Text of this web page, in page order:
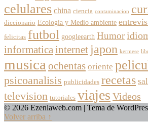
celulares china ciencia contaminacion
diccionario Ecologia y Medio ambiente
felicitas futbol googleearth Humor
informaticainternet japon kermese
musica ochentas oriente
psicoanalisis publicidades recetas
television tutoriales viajes Videos
© 2026 Ezenlaweb.com | Tema de
Volver arriba ↑